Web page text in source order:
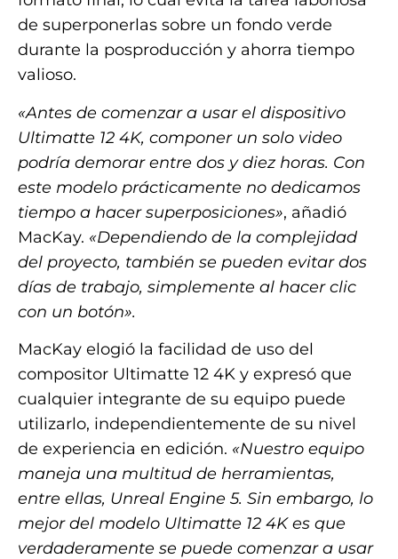
de superponerlas sobre un fondo verde
durante la posproducción y ahorra tiempo
valioso.
«Antes de comenzar a usar el dispositivo
Ultimatte 12 4K, componer un solo video
podría demorar entre dos y diez horas. Con
este modelo prácticamente no dedicamos
tiempo a hacer superposiciones», añadió
MacKay. «Dependiendo de la complejidad
del proyecto, también se pueden evitar dos
días de trabajo, simplemente al hacer clic
con un botón».
MacKay elogió la facilidad de uso del
compositor Ultimatte 12 4K y expresó que
cualquier integrante de su equipo puede
utilizarlo, independientemente de su nivel
de experiencia en edición. «Nuestro equipo
maneja una multitud de herramientas,
entre ellas, Unreal Engine 5. Sin embargo, lo
mejor del modelo Ultimatte 12 4K es que
verdaderamente se puede comenzar a usar